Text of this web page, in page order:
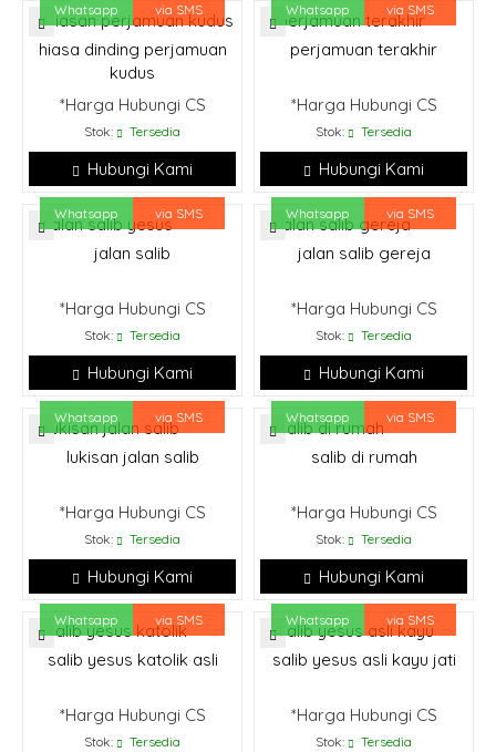
Whatsapp via SMS
hiasa dinding perjamuan
kudus
*Harga Hubungi CS
Stok: Tersedia
Hubungi Kami
Whatsapp via SMS
perjamuan terakhir
*Harga Hubungi CS
Stok: Tersedia
Hubungi Kami
Whatsapp via SMS
jalan salib
*Harga Hubungi CS
Stok: Tersedia
Hubungi Kami
Whatsapp via SMS
jalan salib gereja
*Harga Hubungi CS
Stok: Tersedia
Hubungi Kami
Whatsapp via SMS
lukisan jalan salib
*Harga Hubungi CS
Stok: Tersedia
Hubungi Kami
Whatsapp via SMS
salib di rumah
*Harga Hubungi CS
Stok: Tersedia
Hubungi Kami
Whatsapp via SMS
salib yesus katolik asli
*Harga Hubungi CS
Stok: Tersedia
Whatsapp via SMS
salib yesus asli kayu jati
*Harga Hubungi CS
Stok: Tersedia